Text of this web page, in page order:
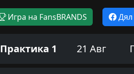
Игра на FansBRANDS Дял
Практика 1 21 Авг